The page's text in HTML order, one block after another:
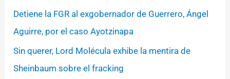
Detiene la FGR al exgobernador de Guerrero, Ángel
Aguirre, por el caso Ayotzinapa
Sin querer, Lord Molécula exhibe la mentira de
Sheinbaum sobre el fracking